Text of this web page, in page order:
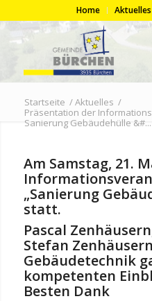
Home Aktuelles
Startseite /Aktuelles /
Präsentation der
Sanierung Gebäudehülle &#...
Am Samstag, 21.
„Sanierung
statt.
Pascal
Stefan
Gebäudetechnik
kompetenten
Besten Dank